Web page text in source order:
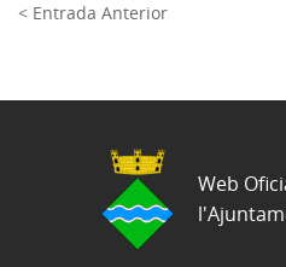
< Entrada Anterior
Web